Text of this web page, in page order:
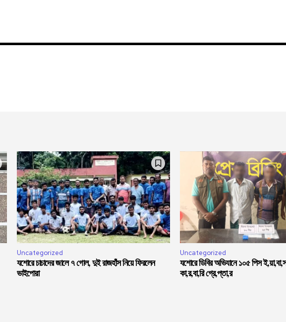
Uncategorized
যশোরে চাচাদের জালে ৭ গোল, দুই রাজহাঁস নিয়ে ফিরলেন
ভাইপোরা
Uncategorized
যশোরে ডিবির অভিযানে ১০৫ পিস
কা,র,বা,রি গ্রে,প্তা,র